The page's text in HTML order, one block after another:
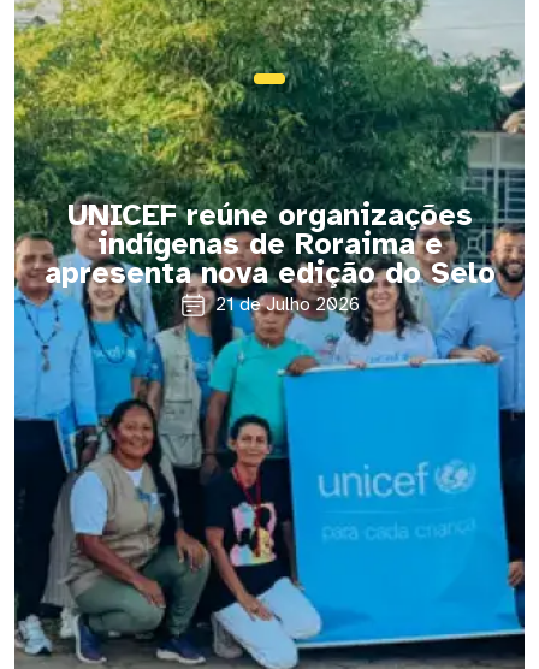
UNICEF reúne organizações
indígenas de Roraima e
apresenta nova edição do Selo
21 de Julho 2026